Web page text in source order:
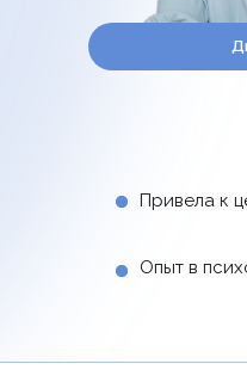
Привела к
Опыт в